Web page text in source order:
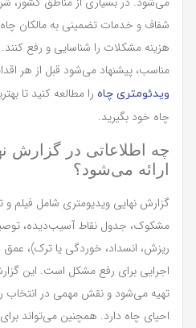
شفاف و خدمات تضمینی به مالکان
هزینه مشکلات را شناسایی و رفع
مناسب، پیشنهاد می‌شود قبل از هر
ویدئومتری چاه را مطالعه کنید تا
چاه خود بگیرید.
چه اطلاعاتی در گزارش
ارائه می‌شود؟
گزارش نهایی ویدیومتری شامل فیلم
مشکوک، جدول نقاط آسیب‌دیده،
ریزش، انسداد، خوردگی یا ترک)،
اجرایی برای رفع مشکل است. این
تهیه می‌شود و نقش مهمی در انتخاب
احیای چاه دارد. همچنین می‌تواند